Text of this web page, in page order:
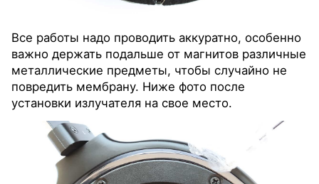
Все работы надо проводить аккуратно, особенно
важно держать подальше от магнитов различные
металлические предметы, чтобы случайно не
повредить мембрану. Ниже фото после
установки излучателя на свое место.